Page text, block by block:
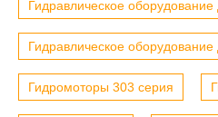
Гидравлическое оборудование
Гидравлическое оборудование
Гидромоторы 303 серия